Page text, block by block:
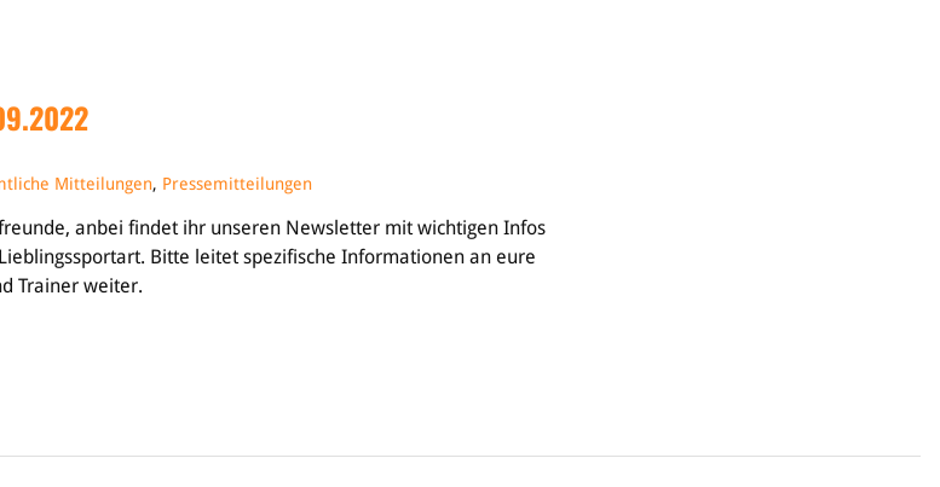
Mitteilungen, Pressemitteilungen
anbei findet ihr unseren Newsletter mit wichtigen Infos
Bitte leitet spezifische Informationen an eure
Trainer weiter.